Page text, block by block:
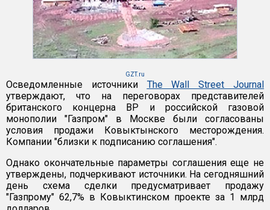
GZT.ru
Осведомленные источники The Wall Street Journal
утверждают, что на переговорах представителей
британского концерна BP и российской газовой
монополии "Газпром" в Москве были согласованы
условия продажи Ковыктынского месторождения.
Компании "близки к подписанию соглашения".
Однако окончательные параметры соглашения еще не
утверждены, подчеркивают источники. На сегодняшний
день схема сделки предусматривает продажу
"Газпрому" 62,7% в Ковыктинском проекте за 1 млрд